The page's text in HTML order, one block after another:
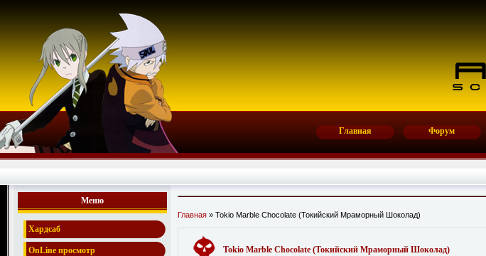
Главная Форум
Меню
Хардсаб
OnLine просмотр
Главная » Tokio Marble Chocolate (Токийский Мраморный Шоколад)
Tokio Marble Chocolate (Токийский Мраморный Шоколад)